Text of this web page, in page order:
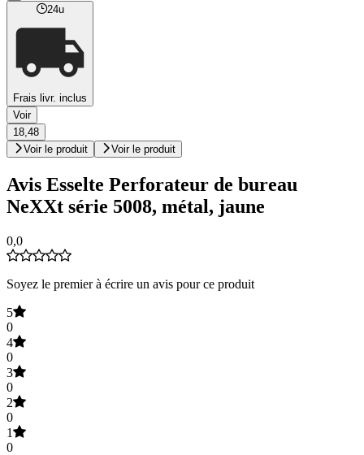
24u
Frais livr. inclus
Voir
18,48
Voir le produit
Voir le produit
Avis Esselte Perforateur de bureau
NeXXt série 5008, métal, jaune
0,0
Soyez le premier à écrire un avis pour ce produit
5
0
4
0
3
0
2
0
1
0